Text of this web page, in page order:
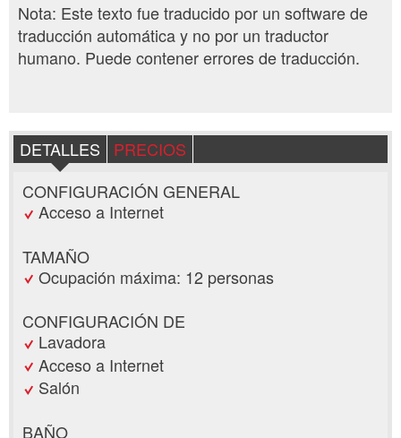
Nota: Este texto fue traducido por un software de
traducción automática y no por un traductor
humano. Puede contener errores de traducción.
DETALLES
PRECIOS
CONFIGURACIÓN GENERAL
Acceso a Internet
TAMAÑO
Ocupación máxima: 12 personas
CONFIGURACIÓN DE
Lavadora
Acceso a Internet
Salón
BAÑO